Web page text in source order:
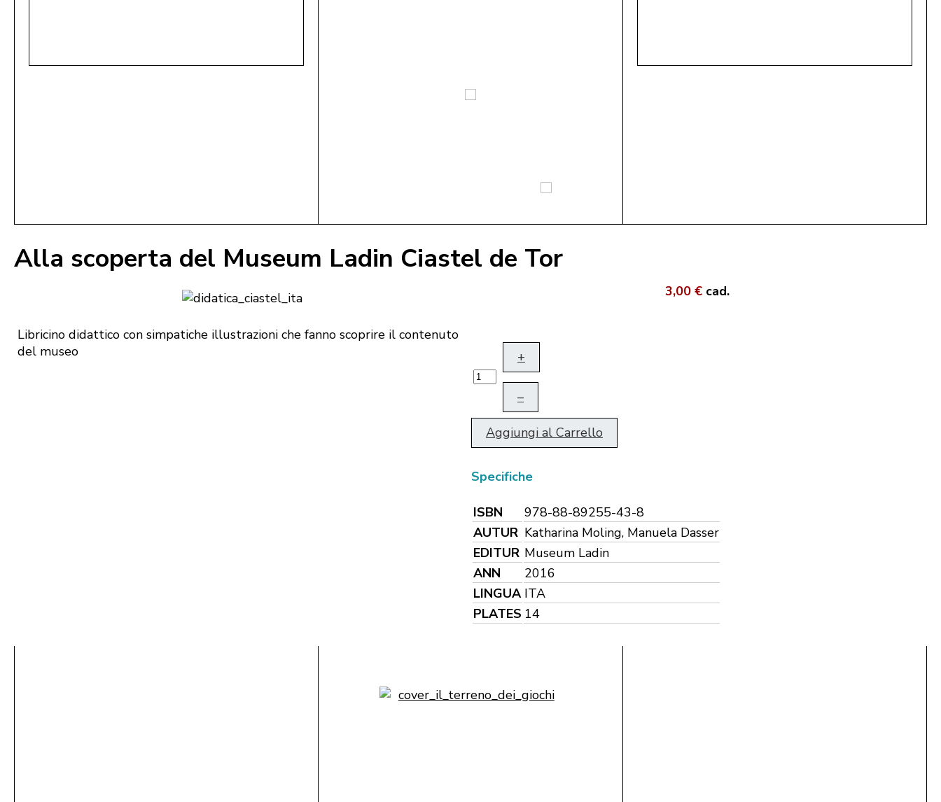
Alla scoperta del Museum Ladin Ciastel de Tor
Libricino didattico con simpatiche illustrazioni che fanno scoprire il contenuto
del museo
3,00 € cad.
+
–
Aggiungi al Carrello
Specifiche
ISBN
978-88-89255-43-8
AUTUR Katharina Moling, Manuela Dasser
EDITUR Museum Ladin
ANN
2016
LINGUA ITA
PLATES 14